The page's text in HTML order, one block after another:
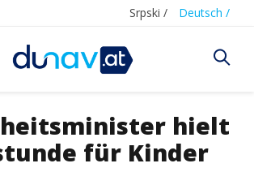
Srpski / Deutsch /
hielt
für Kinder